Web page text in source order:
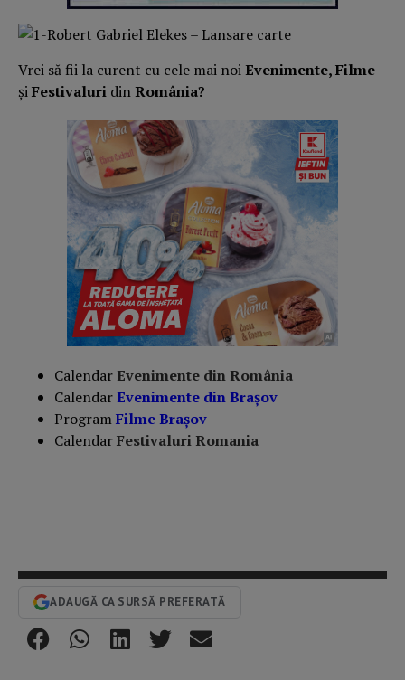
Vrei să fii la curent cu cele mai noiEvenimente, Filme
șiFestivaluri dinRomânia?
Calendar Evenimente din România
CalendarEvenimente din Braşov
ProgramFilme Brașov
CalendarFestivaluri Romania
ADAUGĂ CA SURSĂ PREFERATĂ